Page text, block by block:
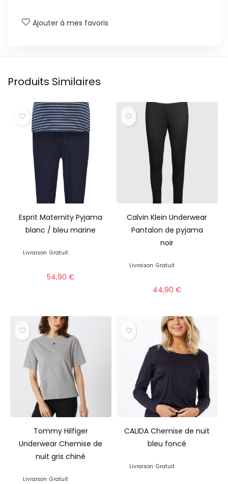
Ajouter à mes favoris
Produits Similaires
Esprit Maternity Pyjama
blanc / bleu marine
Livraison Gratuit
54,90 €
Calvin Klein Underwear
Pantalon de pyjama
noir
Livraison Gratuit
44,90 €
Tommy Hilfiger
Underwear Chemise de
nuit gris chiné
Livraison Gratuit
CALIDA Chemise de nuit
bleu foncé
Livraison Gratuit